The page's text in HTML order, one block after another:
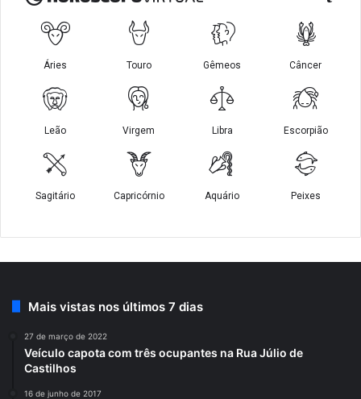
Mais vistas nos últimos 7 dias
27 de março de 2022
Veículo capota com três ocupantes na Rua Júlio de
Castilhos
16 de junho de 2017